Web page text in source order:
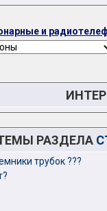
и
РАЗДЕЛА
трубок ???